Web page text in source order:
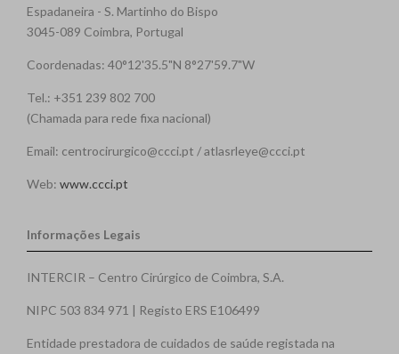
Espadaneira - S. Martinho do Bispo
3045-089 Coimbra, Portugal
Coordenadas: 40°12'35.5"N 8°27'59.7"W
Tel.: +351 239 802 700
(Chamada para rede fixa nacional)
Email: centrocirurgico@ccci.pt / atlasrleye@ccci.pt
Web: www.ccci.pt
Informações Legais
INTERCIR – Centro Cirúrgico de Coimbra, S.A.
NIPC 503 834 971 | Registo ERS E106499
Entidade prestadora de cuidados de saúde registada na